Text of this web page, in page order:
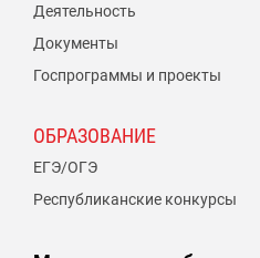
Деятельность
Документы
Госпрограммы и проекты
ОБРАЗОВАНИЕ
ЕГЭ/ОГЭ
Республиканские конкурсы